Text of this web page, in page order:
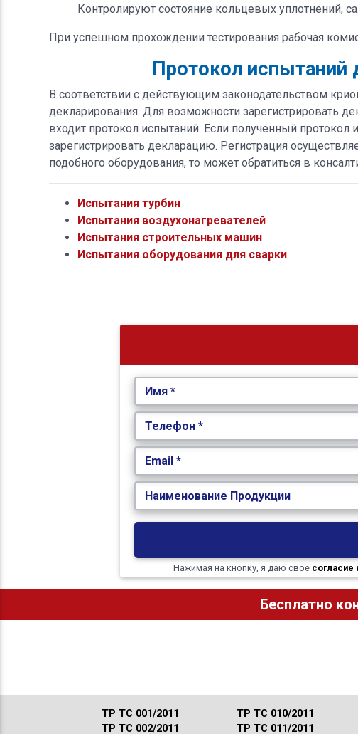
Контролируют состояние кольцевых уплотнений,
При успешном прохождении тестирования рабочая
Протокол испытаний
В соответствии с действующим законодательством
декларирования. Для возможности зарегистрировать
входит протокол испытаний. Если полученный
зарегистрировать декларацию. Регистрация
подобного оборудования, то может обратиться в
Испытания турбин
Испытания воздухонагревателей
Испытания строительных машин
Испытания оборудования для сварки
Имя *
Телефон *
Email *
Наименование Продукции
Нажимая на кнопку, я даю свое согласие
Бесплатно
ТР ТС 001/2011
ТР ТС 002/2011
ТР ТС 010/2011
ТР ТС 011/2011